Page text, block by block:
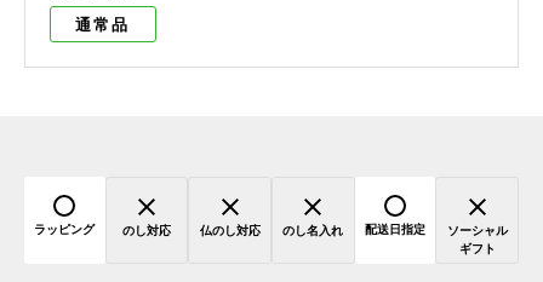
通常品
ラッピング のし対応 仏のし対応 のし名入れ 配送日指定
ソーシャル
ギフト